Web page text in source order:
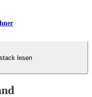
lesen